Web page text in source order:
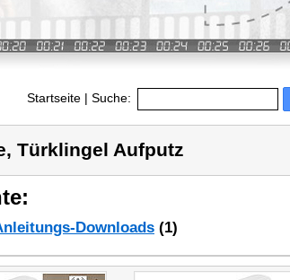
Startseite | Suche:
Türklingel Aufputz
Downloads (1)